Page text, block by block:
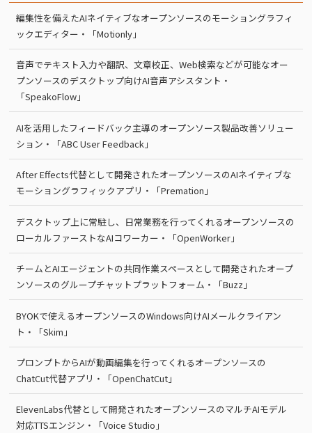
編集性を備えたAIネイティブなオープンソースのモーショングラフィ
ックエディター・「Motionly」
音声でテキスト入力や翻訳、文章校正、Web検索などが可能なオー
プンソースのデスクトップ向けAI音声アシスタント・
「SpeakoFlow」
AIを活用したフィードバック主導のオープンソース製品改善ソリュー
ション・「ABC User Feedback」
After Effects代替として開発されたオープンソースのAIネイティブな
モーショングラフィックアプリ・「Premation」
デスクトップ上に常駐し、日常業務を行ってくれるオープンソースの
ローカルファーストなAIコワーカー・「OpenWorker」
チームとAIエージェントの共同作業スペースとして開発されたオープ
ンソースのグループチャットプラットフォーム・「Buzz」
BYOKで使えるオープンソースのWindows向けAIメールクライアン
ト・「Skim」
プロンプトからAIが動画編集を行ってくれるオープンソースの
ChatCut代替アプリ・「OpenChatCut」
ElevenLabs代替として開発されたオープンソースのマルチAIモデル
対応TTSエンジン・「Voice Studio」